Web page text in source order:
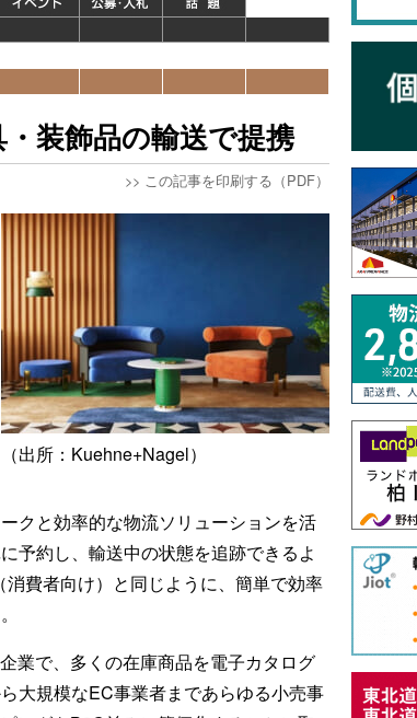
装飾品の輸送で提携
>> この記事を印刷する（PDF）
（出所：Kuehne+Nagel）
クと効率的な物流ソリューションを活
予約し、輸送中の状態を追跡できるよ
費者向け）と同じように、簡単で効率
業で、多くの在庫商品を電子カタログ
大規模なEC事業者まであらゆる小売事